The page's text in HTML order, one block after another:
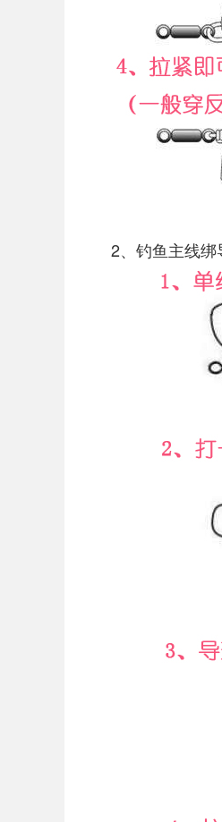
2、钓鱼主线